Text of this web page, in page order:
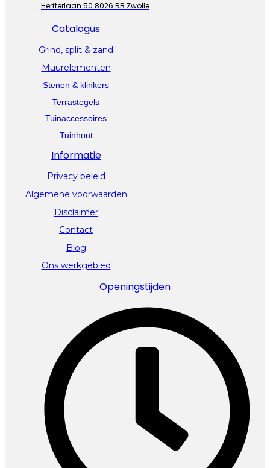
Herfterlaan 50 8026 RB Zwolle
Catalogus
Grind, split & zand
Muurelementen
Stenen & klinkers
Terrastegels
Tuinaccessoires
Tuinhout
Informatie
Privacy beleid
Algemene voorwaarden
Disclaimer
Contact
Blog
Ons werkgebied
Openingstijden